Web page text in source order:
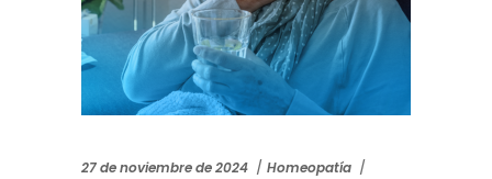
27 de noviembre de 2024
Homeopatía